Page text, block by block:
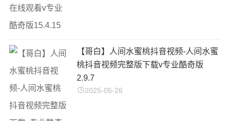
【哥白】人间水蜜桃抖音视频-人间水蜜
桃抖音视频完整版下载v专业酷奇版
2.9.7
2025-05-26